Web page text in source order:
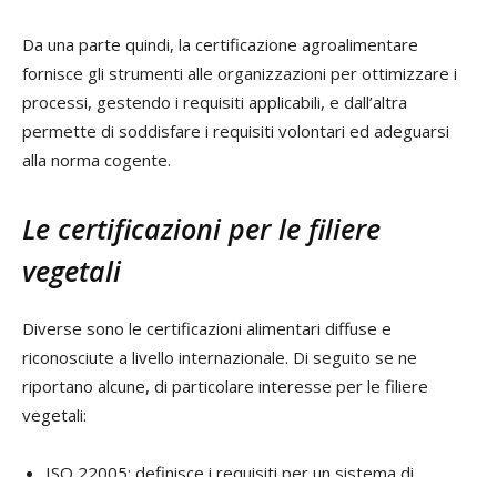
Da una parte quindi, la certificazione agroalimentare
fornisce gli strumenti alle organizzazioni per ottimizzare i
processi, gestendo i requisiti applicabili, e dall’altra
permette di soddisfare i requisiti volontari ed adeguarsi
alla norma cogente.
Le certificazioni per le filiere
vegetali
Diverse sono le certificazioni alimentari diffuse e
riconosciute a livello internazionale. Di seguito se ne
riportano alcune, di particolare interesse per le filiere
vegetali: